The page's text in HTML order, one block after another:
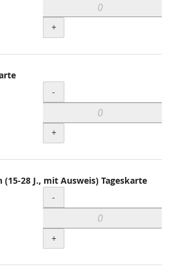
+
Menge
-
+
28 J., mit Ausweis) Tageskarte
Menge
-
+